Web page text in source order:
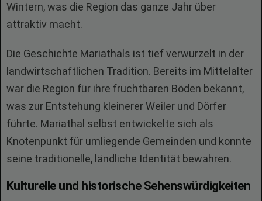
Wintern, was die Region das ganze Jahr über
attraktiv macht.
Die Geschichte Mariathals ist tief verwurzelt in der
landwirtschaftlichen Tradition. Bereits im Mittelalter
war die Region für ihre fruchtbaren Böden bekannt,
was zur Entstehung kleinerer Weiler und Dörfer
führte. Mariathal selbst entwickelte sich als
Knotenpunkt für umliegende Gemeinden und konnte
seine traditionelle, ländliche Identität bewahren.
Kulturelle und historische Sehenswürdigkeiten